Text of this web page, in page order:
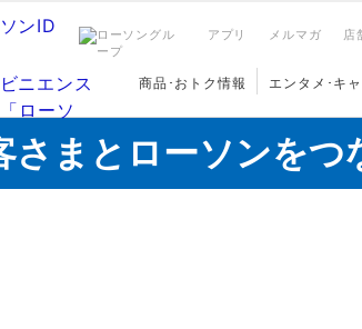
アプリ メルマガ 店
商品･おトク情報 エンタメ･キ
さまとローソンを